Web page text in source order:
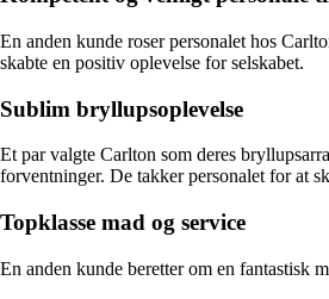
En anden kunde roser personalet hos
skabte en positiv oplevelse for selskabet.
Sublim bryllupsoplevelse
Et par valgte Carlton som deres
forventninger. De takker personalet for at
Topklasse mad og service
En anden kunde beretter om en fantastisk